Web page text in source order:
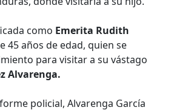
como Emerita Rudith
45 años de edad, quien se
para visitar a su vástago
Alvarenga.
policial, Alvarenga García